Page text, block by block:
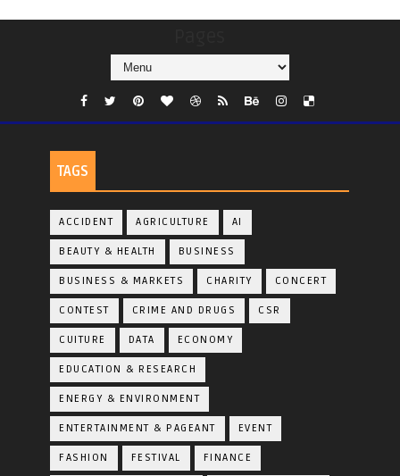
TAGS
ACCIDENT AGRICULTURE AI
BEAUTY & HEALTH BUSINESS
BUSINESS & MARKETS CHARITY CONCERT
CONTEST CRIME AND DRUGS CSR
CUITURE DATA ECONOMY
EDUCATION & RESEARCH
ENERGY & ENVIRONMENT
ENTERTAINMENT & PAGEANT EVENT
FASHION FESTIVAL FINANCE